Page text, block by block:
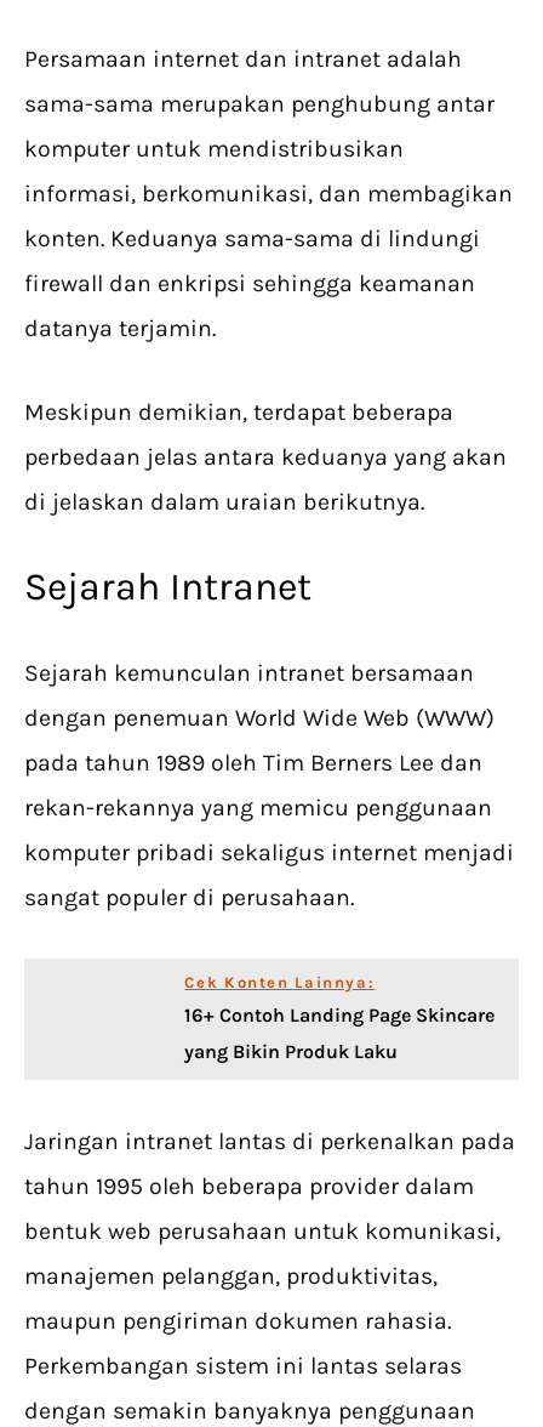
Persamaan internet dan intranet adalah
sama-sama merupakan penghubung antar
komputer untuk mendistribusikan
informasi, berkomunikasi, dan membagikan
konten. Keduanya sama-sama di lindungi
firewall dan enkripsi sehingga keamanan
datanya terjamin.
Meskipun demikian, terdapat beberapa
perbedaan jelas antara keduanya yang akan
di jelaskan dalam uraian berikutnya.
Sejarah Intranet
Sejarah kemunculan intranet bersamaan
dengan penemuan World Wide Web (WWW)
pada tahun 1989 oleh Tim Berners Lee dan
rekan-rekannya yang memicu penggunaan
komputer pribadi sekaligus internet menjadi
sangat populer di perusahaan.
Cek Konten Lainnya:
16+ Contoh Landing Page Skincare
yang Bikin Produk Laku
Jaringan intranet lantas di perkenalkan pada
tahun 1995 oleh beberapa provider dalam
bentuk web perusahaan untuk komunikasi,
manajemen pelanggan, produktivitas,
maupun pengiriman dokumen rahasia.
Perkembangan sistem ini lantas selaras
dengan semakin banyaknya penggunaan